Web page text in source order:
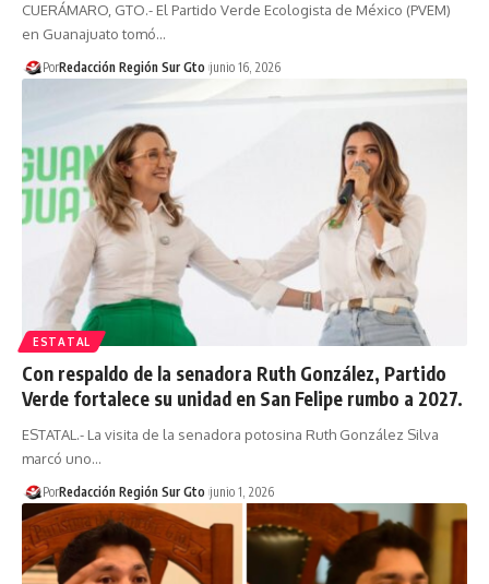
CUERÁMARO, GTO.- El Partido Verde Ecologista de México (PVEM)
en Guanajuato tomó…
PorRedacción Región Sur Gto junio 16, 2026
ESTATAL
Con respaldo de la senadora Ruth González, Partido
Verde fortalece su unidad en San Felipe rumbo a 2027.
ESTATAL.- La visita de la senadora potosina Ruth González Silva
marcó uno…
PorRedacción Región Sur Gto junio 1, 2026